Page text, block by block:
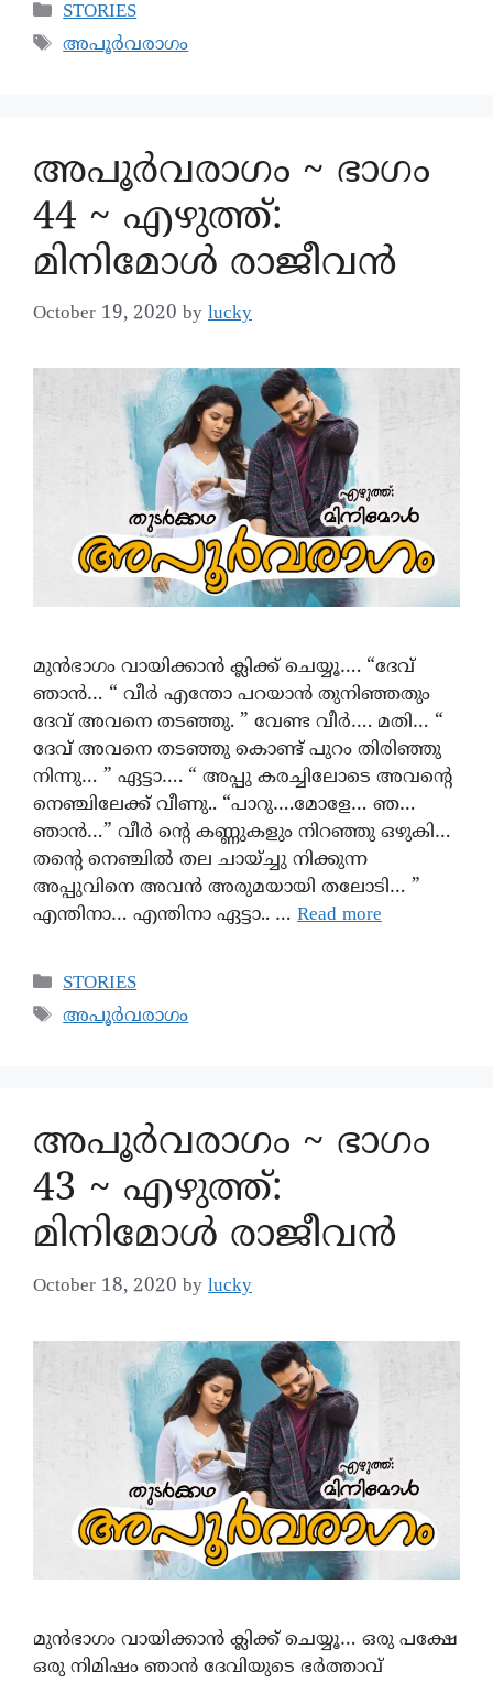
STORIES
അപൂർവരാഗം
അപൂര്‍വരാഗം ~ ഭാഗം
44 ~ എഴുത്ത്:
മിനിമോൾ രാജീവൻ
October 19, 2020 by lucky
മുൻഭാഗം വായിക്കാൻ ക്ലിക്ക് ചെയ്യൂ…. “ദേവ്
ഞാന്‍… “ വീർ എന്തോ പറയാന്‍ തുനിഞ്ഞതും
ദേവ് അവനെ തടഞ്ഞു. ” വേണ്ട വീർ…. മതി… “
ദേവ് അവനെ തടഞ്ഞു കൊണ്ട് പുറം തിരിഞ്ഞു
നിന്നു… ” ഏട്ടാ…. “ അപ്പു കരച്ചിലോടെ അവന്റെ
നെഞ്ചിലേക്ക് വീണു.. “പാറു….മോളേ… ഞ…
ഞാൻ…” വീർ ന്റെ കണ്ണുകളും നിറഞ്ഞു ഒഴുകി…
തന്റെ നെഞ്ചില്‍ തല ചായ്ച്ചു നിക്കുന്ന
അപ്പുവിനെ അവന്‍ അരുമയായി തലോടി… ”
എന്തിനാ… എന്തിനാ ഏട്ടാ.. … Read more
STORIES
അപൂർവരാഗം
അപൂര്‍വരാഗം ~ ഭാഗം
43 ~ എഴുത്ത്:
മിനിമോൾ രാജീവൻ
October 18, 2020 by lucky
മുൻഭാഗം വായിക്കാൻ ക്ലിക്ക് ചെയ്യൂ… ഒരു പക്ഷേ
ഒരു നിമിഷം ഞാന്‍ ദേവിയുടെ ഭർത്താവ്